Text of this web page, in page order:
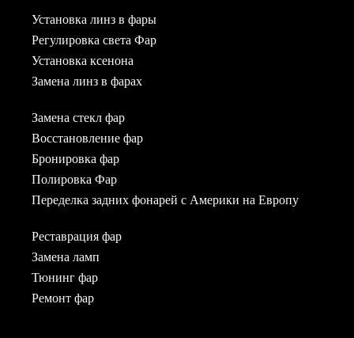
Установка линз в фары
Регулировка света Фар
Установка ксенона
Замена линз в фарах
Замена стекл фар
Восстановление фар
Бронировка фар
Полировка Фар
Переделка задних фонарей с Америки на Европу
Реставрация фар
Замена ламп
Тюнинг фар
Ремонт фар